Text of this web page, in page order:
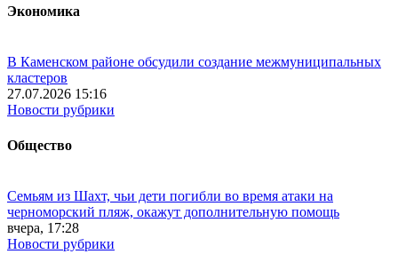
Экономика
В Каменском районе обсудили создание межмуниципальных
кластеров
27.07.2026 15:16
Новости рубрики
Общество
Семьям из Шахт, чьи дети погибли во время атаки на
черноморский пляж, окажут дополнительную помощь
вчера, 17:28
Новости рубрики